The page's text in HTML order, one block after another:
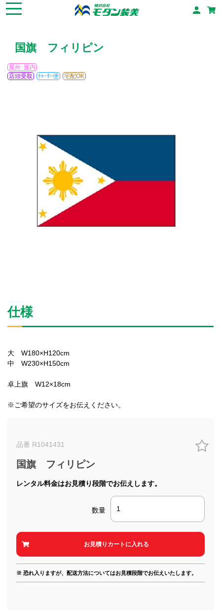
国旗 フィリピン
屋外･屋内
店頭受取
ﾁｬｰﾀｰ便 宅配OK
仕様
大 W180×H120cm
中 W230×H150cm
卓上旗 W12×18cm
※ご希望のサイズをお伝えください。
品番 R1041431
国旗 フィリピン
レンタル料金はお見積り段階でお伝えします。
数量
※ 恐れ入りますが、配送方法についてはお見積段階でお伝えいたします。